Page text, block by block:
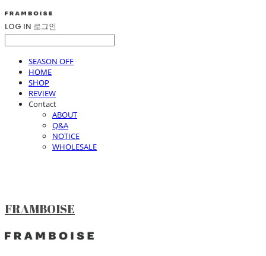
LOG IN 로그인
SEASON OFF
HOME
SHOP
REVIEW
Contact
ABOUT
Q&A
NOTICE
WHOLESALE
FRAMBOISE